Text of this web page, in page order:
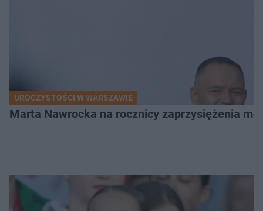
UROCZYSTOŚCI W WARSZAWIE
Marta Nawrocka na rocznicy zaprzysiężenia